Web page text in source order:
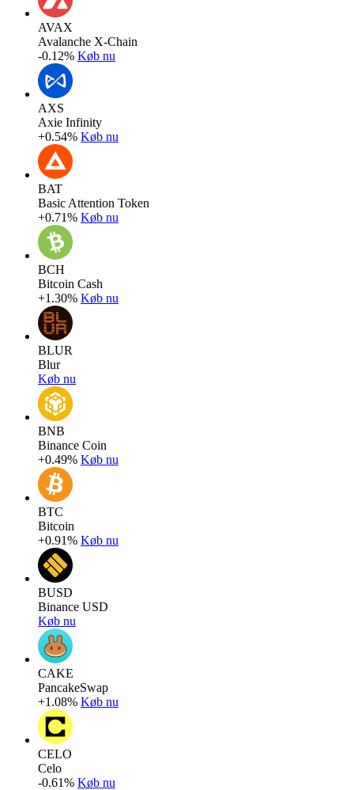
AVAX
Avalanche X-Chain
-0.12% Køb nu
AXS
Axie Infinity
+0.54% Køb nu
BAT
Basic Attention Token
+0.71% Køb nu
BCH
Bitcoin Cash
+1.30% Køb nu
BLUR
Blur
Køb nu
BNB
Binance Coin
+0.49% Køb nu
BTC
Bitcoin
+0.91% Køb nu
BUSD
Binance USD
Køb nu
CAKE
PancakeSwap
+1.08% Køb nu
CELO
Celo
-0.61% Køb nu